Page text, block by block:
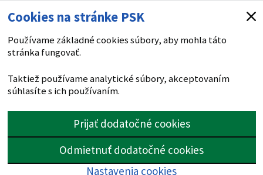
Cookies na stránke PSK
Používame základné cookies súbory, aby mohla táto
stránka fungovať.
Taktiež používame analytické súbory, akceptovaním
súhlasíte s ich používaním.
Prijať dodatočné cookies
Odmietnuť dodatočné cookies
Nastavenia cookies